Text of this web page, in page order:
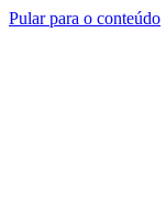
Pular para o conteúdo